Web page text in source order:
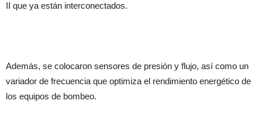
II que ya están interconectados.
Además, se colocaron sensores de presión y flujo, así como un
variador de frecuencia que optimiza el rendimiento energético de
los equipos de bombeo.